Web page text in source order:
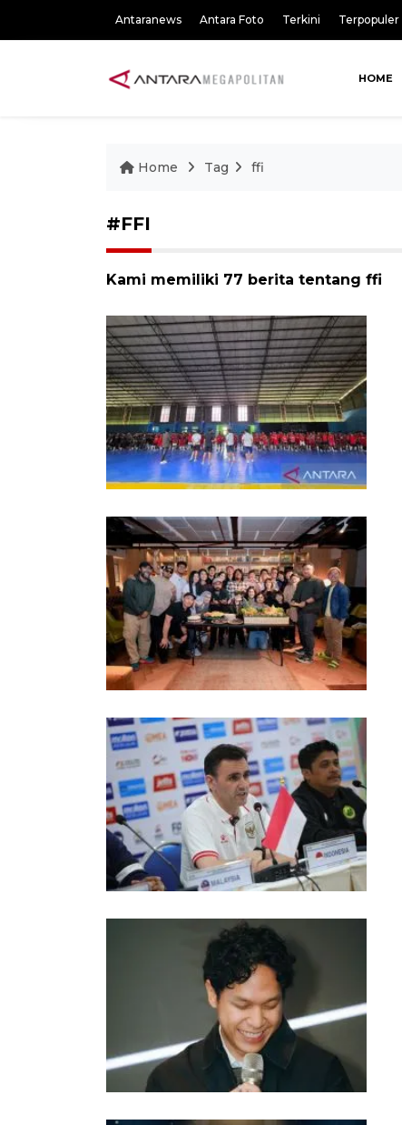
Antaranews Antara Foto Terkini Terpopuler
HOME
Home Tag ffi
#FFI
Kami memiliki 77 berita tentang ffi